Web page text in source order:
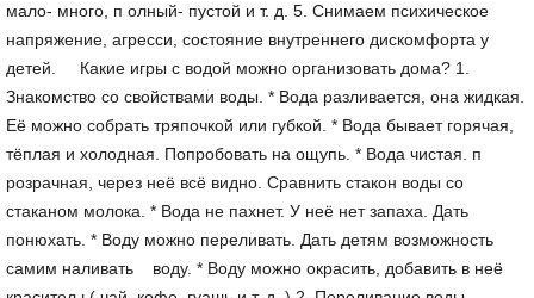
мало- много, п олный- пустой и т. д. 5. Снимаем психическое
напряжение, агресси, состояние внутреннего дискомфорта у
детей. Какие игры с водой можно организовать дома? 1.
Знакомство со свойствами воды. * Вода разливается, она жидкая.
Её можно собрать тряпочкой или губкой. * Вода бывает горячая,
тёплая и холодная. Попробовать на ощупь. * Вода чистая. п
розрачная, через неё всё видно. Сравнить стакон воды со
стаканом молока. * Вода не пахнет. У неё нет запаха. Дать
понюхать. * Воду можно переливать. Дать детям возможность
самим наливать воду. * Воду можно окрасить, добавить в неё